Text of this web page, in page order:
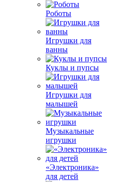
Роботы
Игрушки для
ванны
Куклы и пупсы
Игрушки для
малышей
Музыкальные
игрушки
«Электроника»
для детей